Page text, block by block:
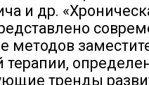
и др.
методов
терапии,
тренды